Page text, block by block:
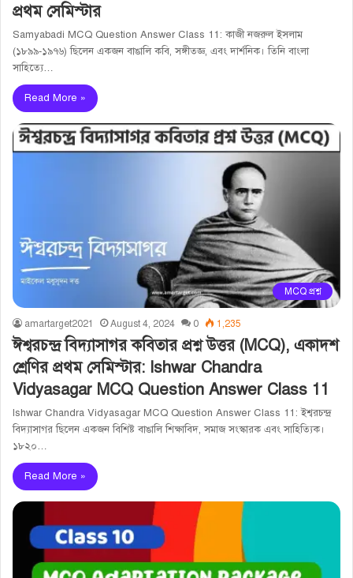
প্রথম সেমিস্টার
Samyabadi MCQ Question Answer Class 11: কাজী নজরুল ইসলাম
(১৮৯৯-১৯৭৬) ছিলেন একজন বাঙালি কবি, সঙ্গীতজ্ঞ, এবং দার্শনিক। তিনি বাংলা
সাহিত্যে…
Read More »
MCQ প্রশ্ন
amartarget2021 August 4, 2024 0 1,235
ঈশ্বরচন্দ্র বিদ্যাসাগর কবিতার প্রশ্ন উত্তর (MCQ), একাদশ
শ্রেণির প্রথম সেমিস্টার: Ishwar Chandra
Vidyasagar MCQ Question Answer Class 11
Ishwar Chandra Vidyasagar MCQ Question Answer Class 11: ইশ্বরচন্দ্র
বিদ্যাসাগর ছিলেন একজন বিশিষ্ট বাঙালি শিক্ষাবিদ, সমাজ সংস্কারক এবং সাহিত্যিক।
১৮২০…
Read More »